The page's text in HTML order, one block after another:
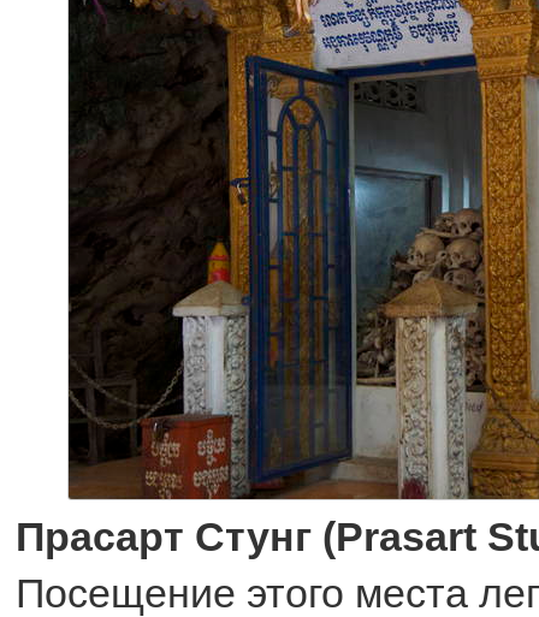
Прасарт Стунг (Prasart
Посещение этого места